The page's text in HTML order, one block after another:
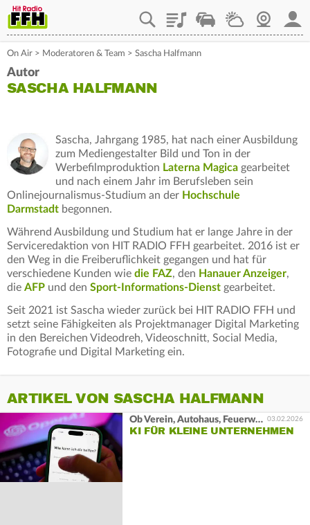
PlaylistStaupilotWetterWebcam
On Air > Moderatoren & Team > Sascha Halfmann
Autor
SASCHA HALFMANN
Sascha, Jahrgang 1985, hat nach einer Ausbildung
zum Mediengestalter Bild und Ton in der
Werbefilmproduktion Laterna Magica gearbeitet
und nach einem Jahr im Berufsleben sein
Onlinejournalismus-Studium an der Hochschule
Darmstadt begonnen.
Während Ausbildung und Studium hat er lange Jahre in der
Serviceredaktion von HIT RADIO FFH gearbeitet. 2016 ist er
den Weg in die Freiberuflichkeit gegangen und hat für
verschiedene Kunden wie die FAZ, den Hanauer Anzeiger,
die AFP und den Sport-Informations-Dienst gearbeitet.
Seit 2021 ist Sascha wieder zurück bei HIT RADIO FFH und
setzt seine Fähigkeiten als Projektmanager Digital Marketing
in den Bereichen Videodreh, Videoschnitt, Social Media,
Fotografie und Digital Marketing ein.
ARTIKEL VON SASCHA HALFMANN
03.02.2026
Ob Verein, Autohaus, Feuerwehr
KI FÜR KLEINE UNTERNEHMEN